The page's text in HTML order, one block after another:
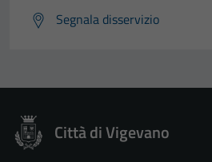
Segnala disservizio
Città di Vigevano